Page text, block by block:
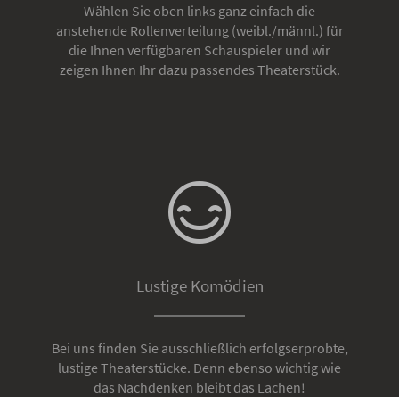
Wählen Sie oben links ganz einfach die
anstehende Rollenverteilung (weibl./männl.) für
die Ihnen verfügbaren Schauspieler und wir
zeigen Ihnen Ihr dazu passendes Theaterstück.
Lustige Komödien
Bei uns finden Sie ausschließlich erfolgserprobte,
lustige Theaterstücke. Denn ebenso wichtig wie
das Nachdenken bleibt das Lachen!